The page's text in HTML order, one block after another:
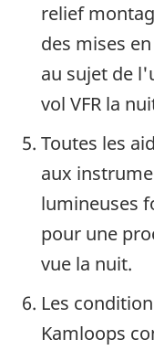
relief
des mises
au sujet de
vol VFR la
Toutes les
aux
lumineuses
pour une
vue la nuit.
Les
Kamloops